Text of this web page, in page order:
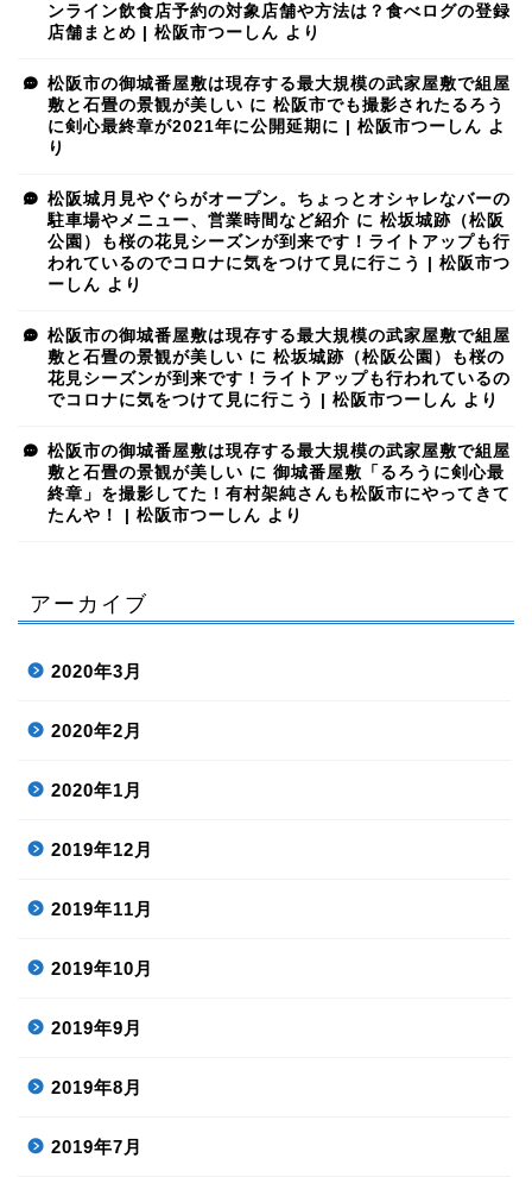
ンライン飲食店予約の対象店舗や方法は？食べログの登録
店舗まとめ | 松阪市つーしん より
松阪市の御城番屋敷は現存する最大規模の武家屋敷で組屋
敷と石畳の景観が美しい に 松阪市でも撮影されたるろう
に剣心最終章が2021年に公開延期に | 松阪市つーしん よ
り
松阪城月見やぐらがオープン。ちょっとオシャレなバーの
駐車場やメニュー、営業時間など紹介 に 松坂城跡（松阪
公園）も桜の花見シーズンが到来です！ライトアップも行
われているのでコロナに気をつけて見に行こう | 松阪市つ
ーしん より
松阪市の御城番屋敷は現存する最大規模の武家屋敷で組屋
敷と石畳の景観が美しい に 松坂城跡（松阪公園）も桜の
花見シーズンが到来です！ライトアップも行われているの
でコロナに気をつけて見に行こう | 松阪市つーしん より
松阪市の御城番屋敷は現存する最大規模の武家屋敷で組屋
敷と石畳の景観が美しい に 御城番屋敷「るろうに剣心最
終章」を撮影してた！有村架純さんも松阪市にやってきて
たんや！ | 松阪市つーしん より
アーカイブ
2020年3月
2020年2月
2020年1月
2019年12月
2019年11月
2019年10月
2019年9月
2019年8月
2019年7月